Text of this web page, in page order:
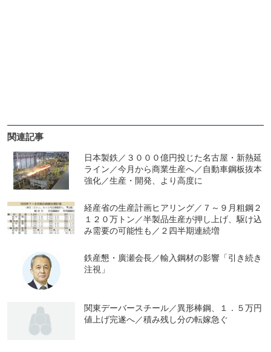
関連記事
日本製鉄／３０００億円投じた名古屋・新熱延
ライン／今月から商業生産へ／自動車鋼板抜本
強化／生産・開発、より高度に
経産省の生産計画ヒアリング／７～９月粗鋼２
１２０万トン／半製品生産が押し上げ、駆け込
み需要の可能性も／２四半期連続増
鉄産懇・廣瀬会長／輸入鋼材の影響「引き続き
注視」
関東デーバースチール／異形棒鋼、１．５万円
値上げ完遂へ／積み残し分の転嫁急ぐ